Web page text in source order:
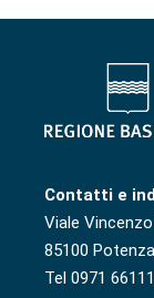
Contatti e
Viale
85100
Tel 0971